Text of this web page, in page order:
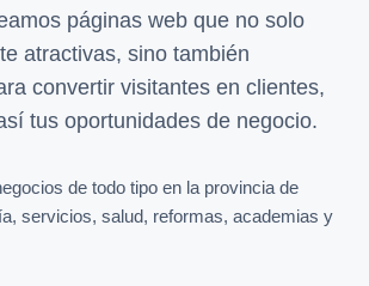
páginas web que no solo
atractivas, sino también
convertir visitantes en clientes,
tus oportunidades de negocio.
de todo tipo en la provincia de
servicios, salud, reformas, academias y